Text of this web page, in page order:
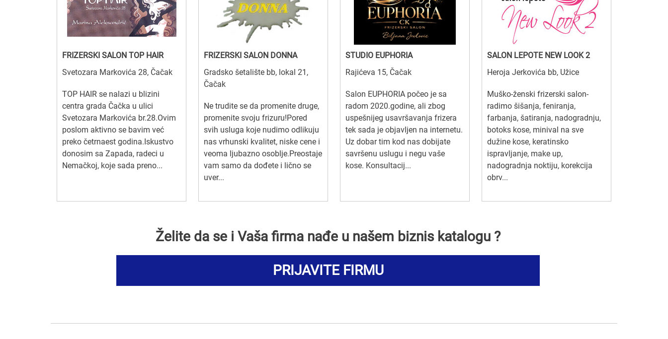
FRIZERSKI SALON TOP HAIR
Svetozara Markovića 28, Čačak
TOP HAIR se nalazi u blizini
centra grada Čačka u ulici
Svetozara Markovića br.28.Ovim
poslom aktivno se bavim već
preko četrnaest godina.Iskustvo
donosim sa Zapada, radeci u
Nemačkoj, koje sada preno...
FRIZERSKI SALON DONNA
Gradsko šetalište bb, lokal 21,
Čačak
Ne trudite se da promenite druge,
promenite svoju frizuru!Pored
svih usluga koje nudimo odlikuju
nas vrhunski kvalitet, niske cene i
veoma ljubazno osoblje.Preostaje
vam samo da dođete i lično se
uver...
STUDIO EUPHORIA
Rajićeva 15, Čačak
Salon EUPHORIA počeo je sa
radom 2020.godine, ali zbog
uspešnijeg usavršavanja frizera
tek sada je objavljen na internetu.
Uz dobar tim kod nas dobijate
savršenu uslugu i negu vaše
kose. Konsultacij...
SALON LEPOTE NEW LOOK 2
Heroja Jerkovića bb, Užice
Muško-ženski frizerski salon-
radimo šišanja, feniranja,
farbanja, šatiranja, nadogradnju,
botoks kose, minival na sve
dužine kose, keratinsko
ispravljanje, make up,
nadogradnja noktiju, korekcija
obrv...
Želite da se i Vaša firma nađe u našem biznis katalogu ?
PRIJAVITE FIRMU